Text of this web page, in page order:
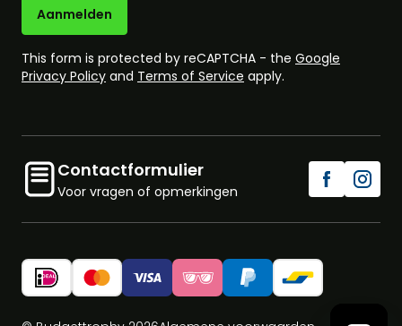
Aanmelden
This form is protected by reCAPTCHA - the Google
Privacy Policy and Terms of Service apply.
Contactformulier
Voor vragen of opmerkingen